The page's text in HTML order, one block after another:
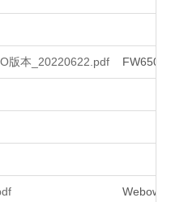
版本_20220622.pdf FW650_